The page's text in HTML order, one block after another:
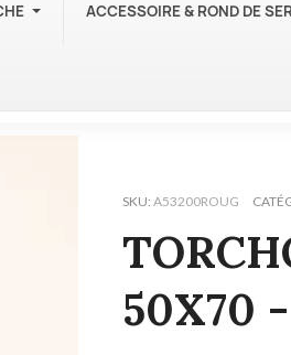
ACCESSOIRE & ROND DE
SKU A53200ROUG
50X70